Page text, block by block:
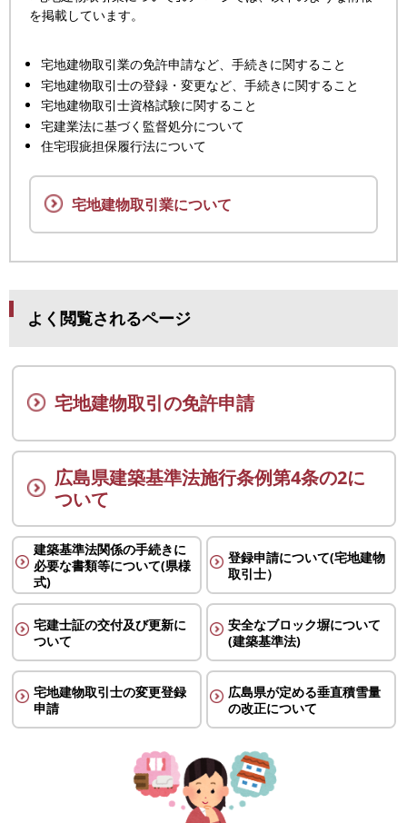
を掲載しています。
宅地建物取引業の免許申請など、手続きに関すること
宅地建物取引士の登録・変更など、手続きに関すること
宅地建物取引士資格試験に関すること
宅建業法に基づく監督処分について
住宅瑕疵担保履行法について
宅地建物取引業について
よく閲覧されるページ
宅地建物取引の免許申請
広島県建築基準法施行条例第4条の2に
ついて
建築基準法関係の手続きに
必要な書類等について(県様
式)
登録申請について(宅地建物
取引士）
宅建士証の交付及び更新に
ついて
安全なブロック塀について
(建築基準法)
宅地建物取引士の変更登録
申請
広島県が定める垂直積雪量
の改正について